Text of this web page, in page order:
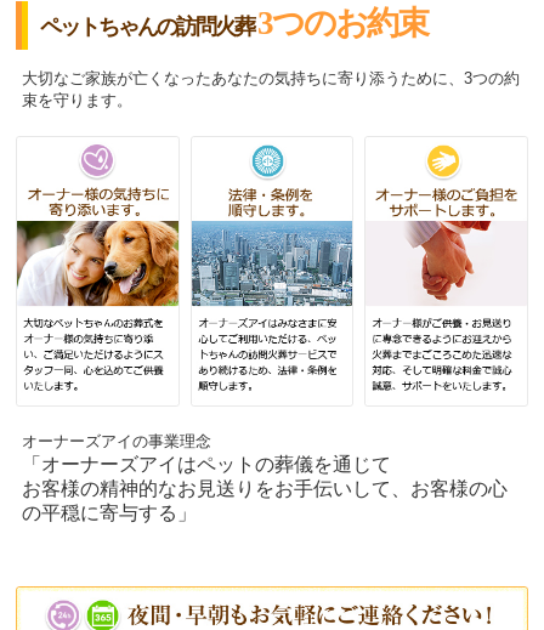
ペットちゃんの訪問火葬3つのお約束
大切なご家族が亡くなったあなたの気持ちに寄り添うために、3つの約
束を守ります。
オーナーズアイの事業理念
「オーナーズアイはペットの葬儀を通じて
お客様の精神的なお見送りをお手伝いして、お客様の心
の平穏に寄与する」